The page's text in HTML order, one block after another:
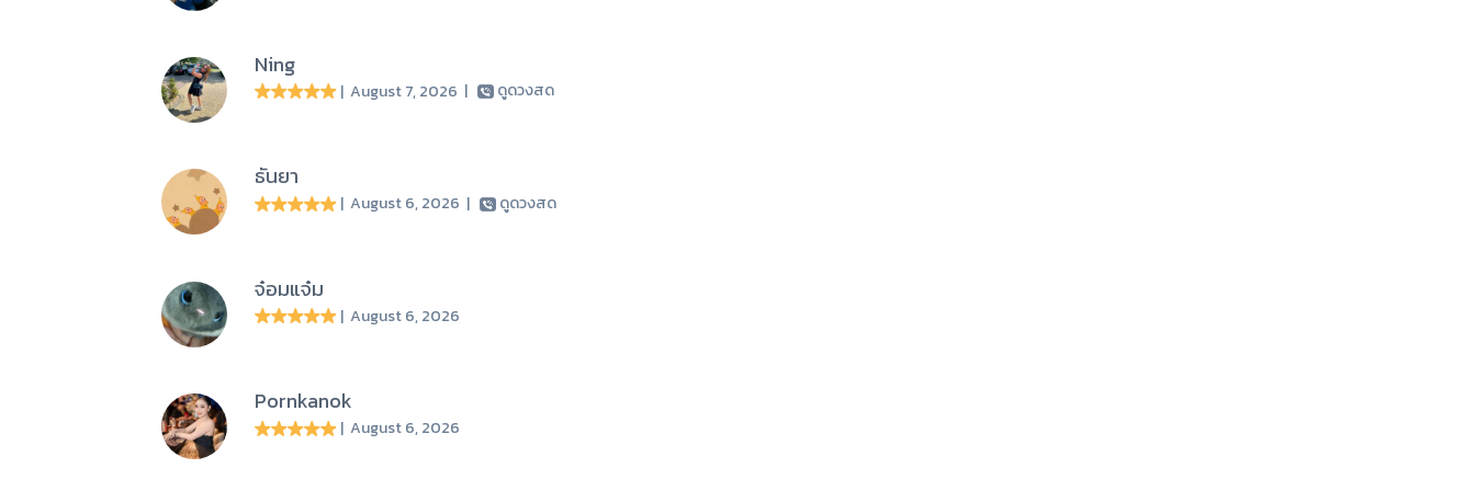
Ning
| August 7, 2026 | ดูดวงสด
ธันยา
| August 6, 2026 | ดูดวงสด
จ๋อมแจ๋ม
| August 6, 2026
Pornkanok
| August 6, 2026